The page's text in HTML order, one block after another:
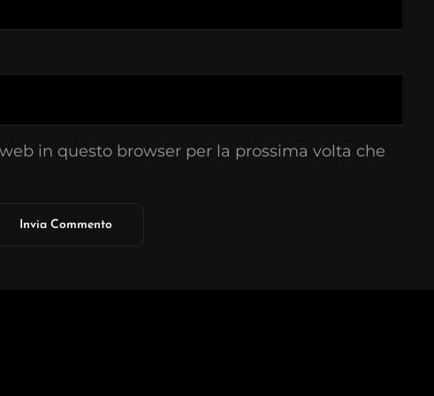
in questo browser per la prossima volta che